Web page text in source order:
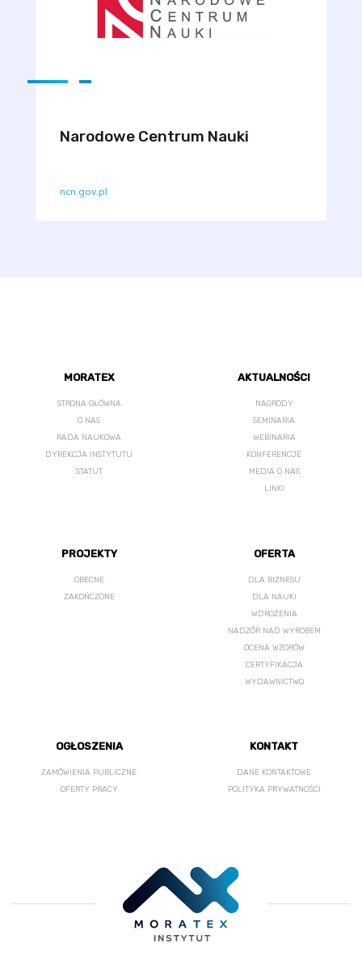
Narodowe Centrum Nauki
ncn.gov.pl
MORATEX
STRONA GŁÓWNA
O NAS
RADA NAUKOWA
DYREKCJA INSTYTUTU
STATUT
AKTUALNOŚCI
NAGRODY
SEMINARIA
WEBINARIA
KONFERENCJE
MEDIA O NAS
LINKI
PROJEKTY
OBECNE
ZAKOŃCZONE
OFERTA
DLA BIZNESU
DLA NAUKI
WDROŻENIA
NADZÓR NAD WYROBEM
OCENA WZORÓW
CERTYFIKACJA
WYDAWNICTWO
OGŁOSZENIA
ZAMÓWIENIA PUBLICZNE
OFERTY PRACY
KONTAKT
DANE KONTAKTOWE
POLITYKA PRYWATNOŚCI